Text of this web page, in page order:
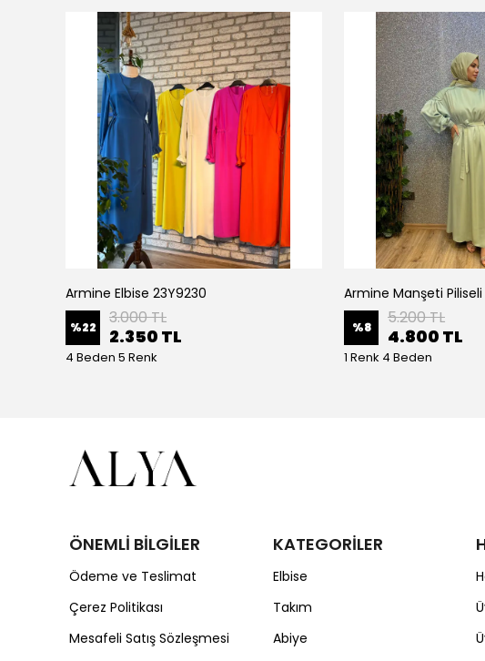
Armine Elbise 23Y9230
%22 3.000 TL
2.350 TL
4 Beden 5 Renk
%8 5.200 TL
4.800 TL
1 Renk 4 Beden
ÖNEMLİ BİLGİLER
Ödeme ve Teslimat
Çerez Politikası
Mesafeli Satış Sözleşmesi
KATEGORİLER
Elbise
Takım
Abiye